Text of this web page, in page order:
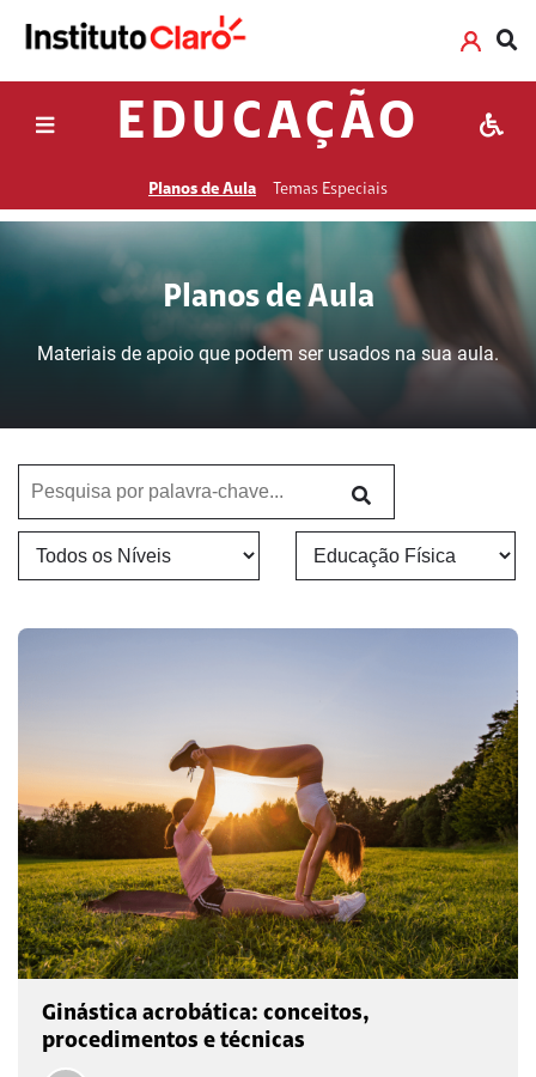
EDUCAÇÃO
Planos de Aula Temas Especiais
Planos de Aula
Materiais de apoio que podem ser usados na sua aula.
Ginástica acrobática: conceitos,
procedimentos e técnicas